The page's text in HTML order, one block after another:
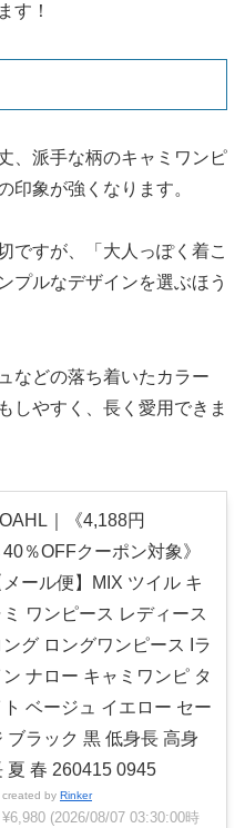
す！
、派手な柄のキャミワンピ
印象が強くなります。
ですが、「大人っぽく着こ
プルなデザインを選ぶほう
などの落ち着いたカラー
しやすく、長く愛用できま
｜《4,188円
％OFFクーポン対象》
メール便】MIX ツイル キ
ミ ワンピース レディース
ング ロングワンピース Iラ
ン ナロー キャミワンピ タ
ト ベージュ イエロー セー
ブラック 黒 低身長 高身
夏 春 260415 0945
created by Rinker
¥6,980 (2026/08/07 03:30:00時